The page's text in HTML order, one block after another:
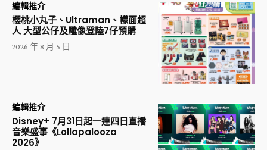
編輯推介
櫻桃小丸子、Ultraman、幪面超
人 大型公仔及雕像登陸7仔預購
2026 年 8 月 5 日
編輯推介
Disney+ 7月31日起一連四日直播
音樂盛事《Lollapalooza
2026》